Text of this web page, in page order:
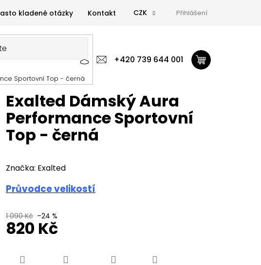
kladené otázky Kontakt CZK Přihlášení
+420 739 644 001
Sportovní výživa Zdravá výživa Doplňky GymTime Magazín
Zdravá výživa Doplňky
Sportovní Top - černá
1 090 Kč –24 %
820 Kč
Průvodce velikostí
Exalted Dámský Aura
Performance Sportovní
Top - černá
Značka: Exalted